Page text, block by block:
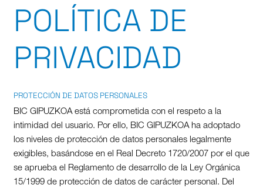
POLÍTICA DE
PRIVACIDAD
PROTECCIÓN DE DATOS PERSONALES
BIC GIPUZKOA está comprometida con el respeto a la
intimidad del usuario. Por ello, BIC GIPUZKOA ha adoptado
los niveles de protección de datos personales legalmente
exigibles, basándose en el Real Decreto 1720/2007 por el que
se aprueba el Reglamento de desarrollo de la Ley Orgánica
15/1999 de protección de datos de carácter personal. Del